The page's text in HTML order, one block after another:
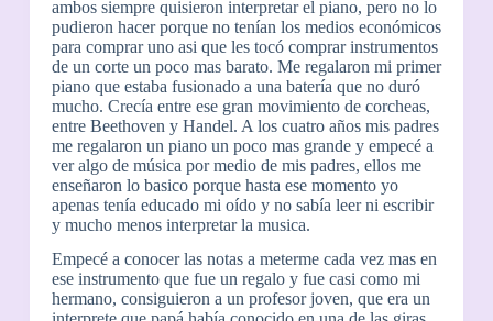
ambos siempre quisieron interpretar el piano, pero no lo
pudieron hacer porque no tenían los medios económicos
para comprar uno asi que les tocó comprar instrumentos
de un corte un poco mas barato. Me regalaron mi primer
piano que estaba fusionado a una batería que no duró
mucho. Crecía entre ese gran movimiento de corcheas,
entre Beethoven y Handel. A los cuatro años mis padres
me regalaron un piano un poco mas grande y empecé a
ver algo de música por medio de mis padres, ellos me
enseñaron lo basico porque hasta ese momento yo
apenas tenía educado mi oído y no sabía leer ni escribir
y mucho menos interpretar la musica.
Empecé a conocer las notas a meterme cada vez mas en
ese instrumento que fue un regalo y fue casi como mi
hermano, consiguieron a un profesor joven, que era un